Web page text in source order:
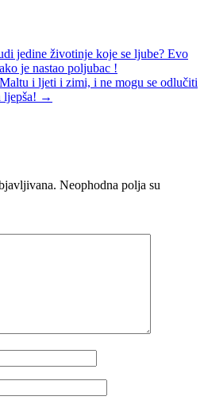
jedine životinje koje se ljube? Evo
je nastao poljubac !
i ljeti i zimi, i ne mogu se odlučiti
ljepša! →
Neophodna polja su